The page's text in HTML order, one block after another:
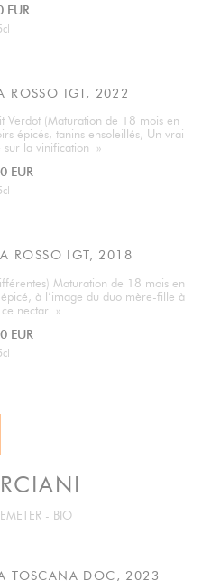
EUR
ROSSO IGT, 2022
Verdot (Maturation de 18 mois en
épicés, tanins ensoleillés, Un vrai
sur la vinification »
EUR
ROSSO IGT, 2018
Maturation de 18 mois en
à l’image du duo mère-fille à
ce nectar »
EUR
- BIO
TOSCANA DOC, 2023